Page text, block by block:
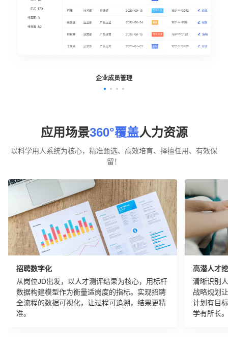
企业成员管理
应用场景360°覆盖人力资源
以科学用人系统为核心，精准甄选、高效培育、择擅任用、有效保
留！
招聘数字化
从岗位JD出发，以人才测评结果为核心，用标杆
数据构建模型作为衡量适岗度的指标。实现招聘
全流程的数据可视化，让过程可追溯，结果更精
准。
高潜人才
清晰识别
战略规划
计划有目
学有所长。